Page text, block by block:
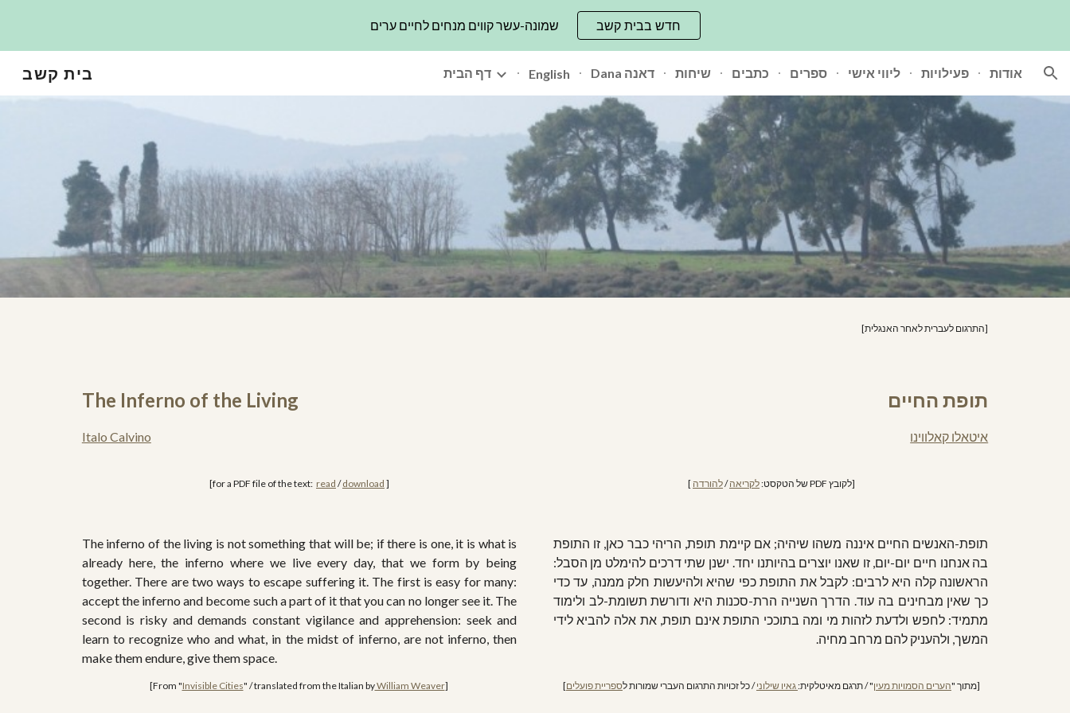
Skip to main content Skip to navigation שמונה-עשר קווים מנחים לחיים ערים חדש בבית קשב
בית קשב דף הבית English Dana דאנה שיחות כתבים ספרים ליווי אישי פעילויות אודות
[התרגום לעברית לאחר האנגלית]
The Inferno of the Living
Italo Calvino
[for a PDF file of the text: read / download ]
The inferno of the living is not something that will be; if there is one, it is what is
already here, the inferno where we live every day, that we form by being
together. There are two ways to escape suffering it. The first is easy for many:
accept the inferno and become such a part of it that you can no longer see it. The
second is risky and demands constant vigilance and apprehension: seek and
learn to recognize who and what, in the midst of inferno, are not inferno, then
make them endure, give them space.
[From "Invisible Cities" / translated from the Italian by William Weaver]
תופת החיים
איטאלו קאלווינו
[לקובץ PDF של הטקסט: לקריאה / להורדה ]
תופת-האנשים החיים איננה משהו שיהיה; אם קיימת תופת, הריהי כבר כאן, זו התופת
בה אנחנו חיים יום-יום, זו שאנו יוצרים בהיותנו יחד. ישנן שתי דרכים להימלט מן הסבל:
הראשונה קלה היא לרבים: לקבל את התופת כפי שהיא ולהיעשות חלק ממנה, עד כדי
כך שאין מבחינים בה עוד. הדרך השנייה הרת-סכנות היא ודורשת תשומת-לב ולימוד
מתמיד: לחפש ולדעת לזהות מי ומה בתוככי התופת אינם תופת, את אלה להביא לידי
המשך, ולהעניק להם מרחב מחיה.
[מתוך "הערים הסמויות מעין" / תרגם מאיטלקית: גאיו שילוני / כל זכויות התרגום העברי שמורות לספריית פועלים]